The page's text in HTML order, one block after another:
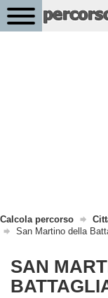
Calcola percorso
San Martino della
SAN